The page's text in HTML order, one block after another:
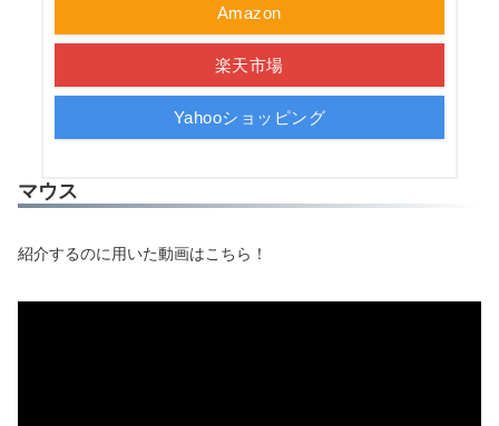
Amazon
楽天市場
Yahooショッピング
マウス
紹介するのに用いた動画はこちら！